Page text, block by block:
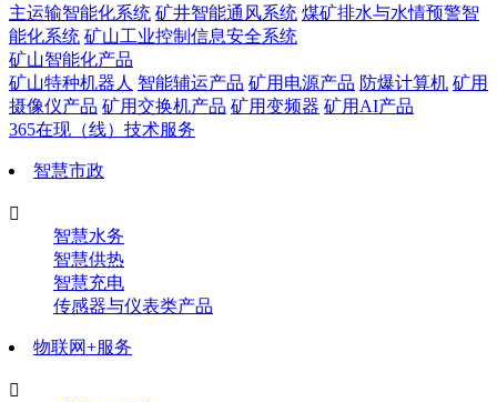
主运输智能化系统 矿井智能通风系统 煤矿排水与水情预警智
能化系统 矿山工业控制信息安全系统
矿山智能化产品
矿山特种机器人 智能辅运产品 矿用电源产品 防爆计算机 矿用
摄像仪产品 矿用交换机产品 矿用变频器 矿用AI产品
365在现（线）技术服务
智慧市政

智慧水务
智慧供热
智慧充电
传感器与仪表类产品
物联网+服务
